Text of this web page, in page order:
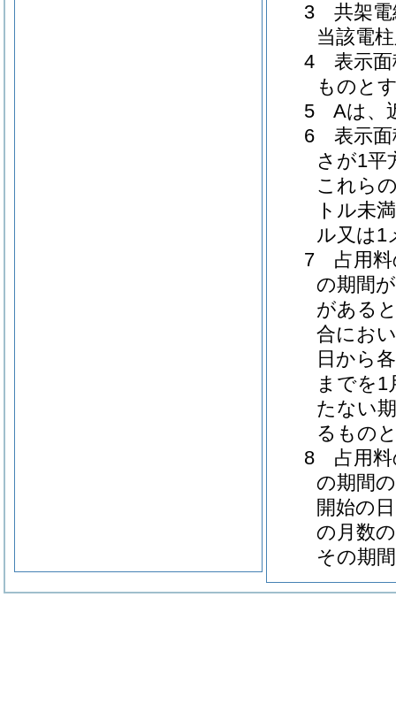
3 共架電
当該電
4 表示面
ものと
5 Aは、
6 表示面
さが1平
これら
トル未
ル又は1
7 占用料
の期間
がある
合にお
日から
までを1
たない
るもの
8 占用料
の期間
開始の
の月数
その期